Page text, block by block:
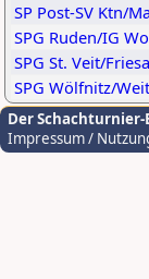
SP Post-SV Ktn/
SPG Ruden/IG
SPG St. Veit/
SPG Wölfnitz/
Der Schachturnier-
Impressum /